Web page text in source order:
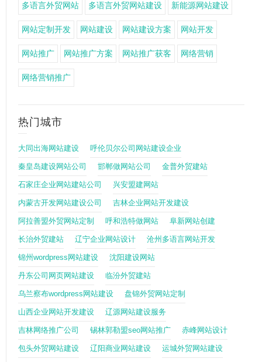
多语言外贸网站 多语言外贸网站建设 新能源网站建设
网站定制开发 网站建设 网站建设方案 网站开发
网站推广 网站推广方案 网站推广获客 网络营销
网络营销推广
热门城市
大同出海网站建设 呼伦贝尔公司网站建设企业
秦皇岛建设网站公司 邯郸做网站公司 金普外贸建站
石家庄企业网站建站公司 兴安盟建网站
内蒙古开发网站建设公司 吉林企业网站开发建设
阿拉善盟外贸网站定制 呼和浩特做网站 阜新网站创建
长治外贸建站 辽宁企业网站设计 沧州多语言网站开发
锦州wordpress网站建设 沈阳建设网站
丹东公司网页网站建设 临汾外贸建站
乌兰察布wordpress网站建设 盘锦外贸网站定制
山西企业网站开发建设 辽源网站建设服务
吉林网络推广公司 锡林郭勒盟seo网站推广 赤峰网站设计
包头外贸网站建设 辽阳商业网站建设 运城外贸网站建设